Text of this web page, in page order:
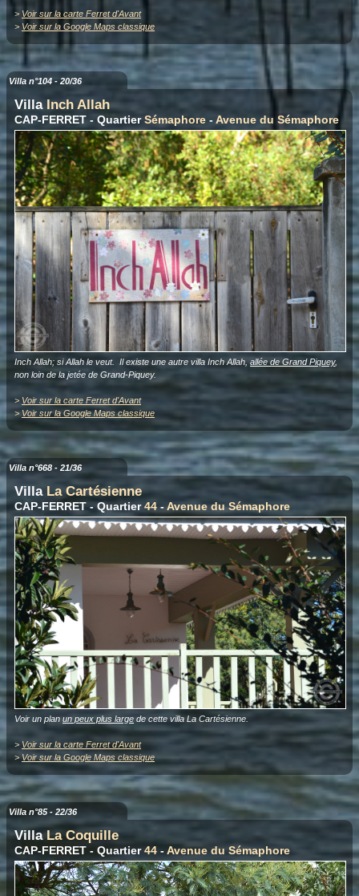
> Voir sur la carte Ferret d'Avant
> Voir sur la Google Maps classique
Villa n°104 - 20/36
Villa Inch Allah
CAP-FERRET - QuartierSémaphore - Avenue du Sémaphore
Inch Allah; si Allah le veut. Il existe une autre villa Inch Allah,allée de Grand Piquey,
non loin de la jetée de Grand-Piquey.
> Voir sur la carte Ferret d'Avant
>Voir sur la Google Maps classique
Villa n°668 - 21/36
Villa La Cartésienne
CAP-FERRET - Quartier44 -Avenue du Sémaphore
Voir un plan un peux plus large de cette villa La Cartésienne.
>Voir sur la carte Ferret d'Avant
>Voir sur la Google Maps classique
Villa n°85 - 22/36
VillaLa Coquille
CAP-FERRET - Quartier44 -Avenue du Sémaphore